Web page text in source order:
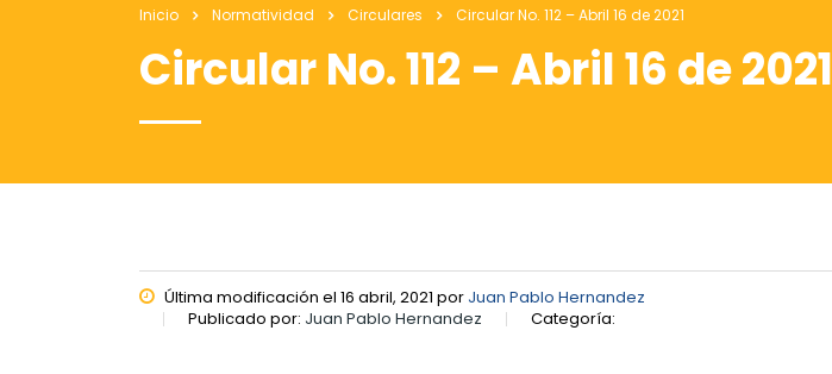
Inicio Normatividad Circulares Circular No. 112 – Abril 16 de 2021
Circular No. 112 – Abril 16 de 2021
Última modificación el 16 abril, 2021 por Juan Pablo Hernandez
Publicado por: Juan Pablo Hernandez Categoría: